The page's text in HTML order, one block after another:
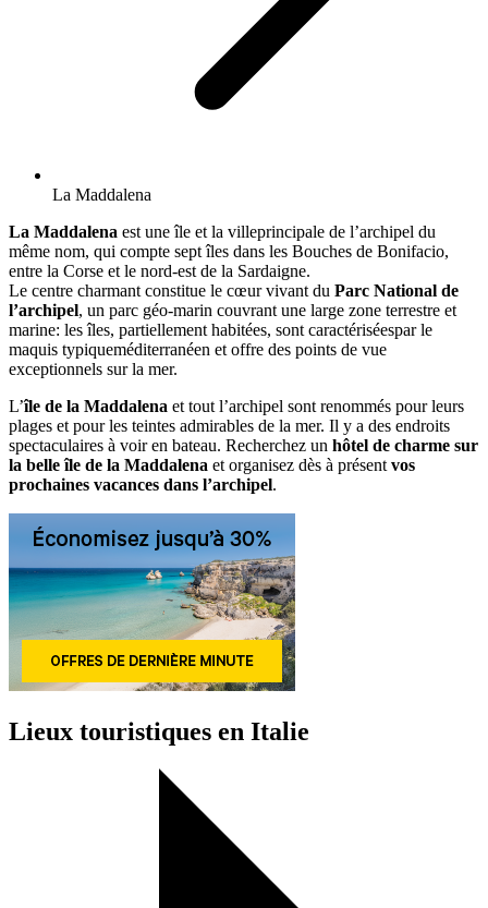
La Maddalena
La Maddalena est une île et la villeprincipale de l’archipel du
même nom, qui compte sept îles dans les Bouches de Bonifacio,
entre la Corse et le nord-est de la Sardaigne.
Le centre charmant constitue le cœur vivant du Parc National de
l’archipel, un parc géo-marin couvrant une large zone terrestre et
marine: les îles, partiellement habitées, sont caractériséespar le
maquis typiqueméditerranéen et offre des points de vue
exceptionnels sur la mer.
L’île de la Maddalena et tout l’archipel sont renommés pour leurs
plages et pour les teintes admirables de la mer. Il y a des endroits
spectaculaires à voir en bateau. Recherchez un hôtel de charme sur
la belle île de la Maddalena et organisez dès à présent vos
prochaines vacances dans l’archipel.
Lieux touristiques en Italie